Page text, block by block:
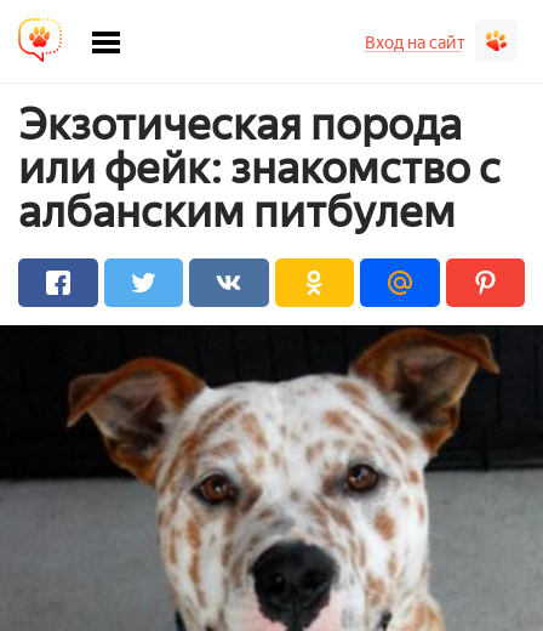
Вход на сайт
Экзотическая порода
или фейк: знакомство с
албанским питбулем